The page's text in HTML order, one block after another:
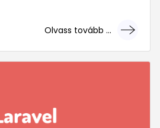
Olvass tovább ...
... mert megéri!